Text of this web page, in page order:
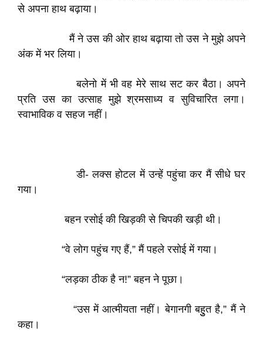
से अपना हाथ बढ़ाया।
मैं ने उस की ओर हाथ बढ़ाया तो उस ने मुझे अपने
अंक में भर लिया।
बलेनो में भी वह मेरे साथ सट कर बैठा। अपने
प्रति उस का उत्साह मुझे श्रमसाध्य व सुविचारित लगा।
स्वाभाविक व सहज नहीं।
डी- लक्स होटल में उन्हें पहुंचा कर मैं सीधे घर
गया।
बहन रसोई की खिड़की से चिपकी खड़ी थी।
“वे लोग पहुंच गए हैं,” मैं पहले रसोई में गया।
“लड़का ठीक है न!” बहन ने पूछा।
“उस में आत्मीयता नहीं। बेगानगी बहुुत है,” मैं ने
कहा।